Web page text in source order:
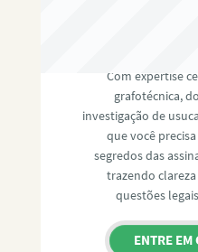
Com expertise
grafotécnica,
investigação de
que você
segredos das
trazendo
questões
ENTRE EM